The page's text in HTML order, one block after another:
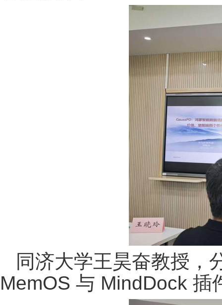
同济大学王昊奋教授，
MemOS 与 MindDock 插